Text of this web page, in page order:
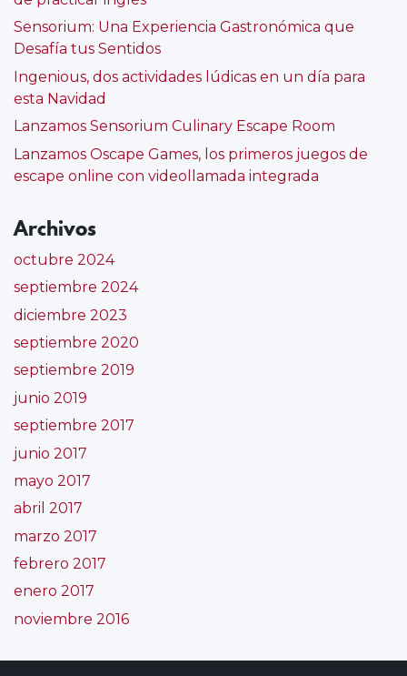
en
regalo
sala
de
escape,
Sensorium: Una Experiencia Gastronómica que
Desafía tus Sentidos
Ingenious, dos actividades lúdicas en un día para
esta Navidad
Lanzamos Sensorium Culinary Escape Room
Lanzamos Oscape Games, los primeros juegos de
escape online con videollamada integrada
Archivos
octubre 2024
septiembre 2024
diciembre 2023
septiembre 2020
septiembre 2019
junio 2019
septiembre 2017
junio 2017
mayo 2017
abril 2017
marzo 2017
febrero 2017
enero 2017
noviembre 2016